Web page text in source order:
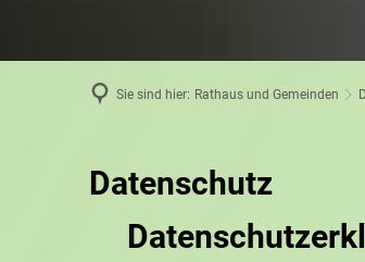
Sie sind hier: Rathaus und Gemeinden
Datenschutz